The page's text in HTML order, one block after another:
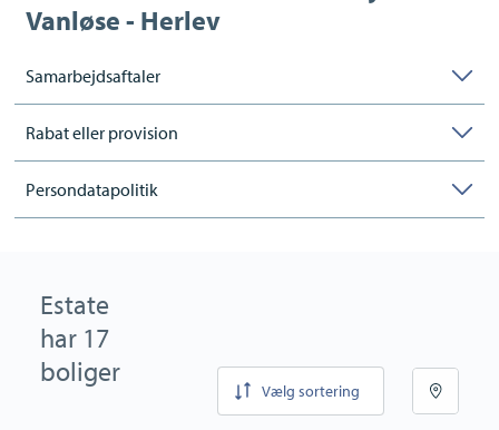
Forsikring dækker kun formidling af ejendomme beliggende i
Køberrådgivning
Vanløse - Herlev
Samarbejdsaftaler
Rabat eller provision
Persondatapolitik
Estate
har 17
boliger
Vælg sortering